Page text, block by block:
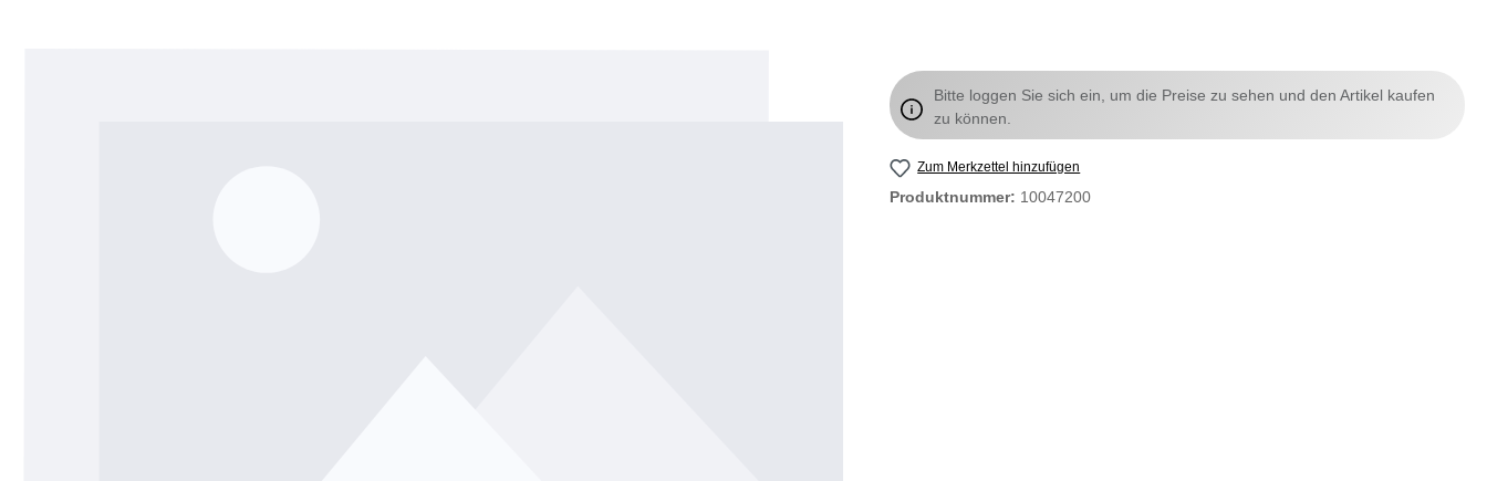
Bitte loggen Sie sich ein, um die Preise zu sehen und den Artikel kaufen
zu können.
Zum Merkzettel hinzufügen
Produktnummer: 10047200